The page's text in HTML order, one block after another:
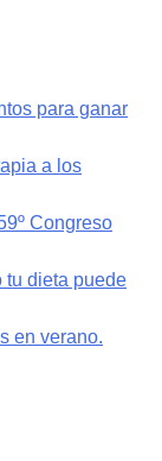
para ganar
a los
Congreso
tu dieta puede
en verano.